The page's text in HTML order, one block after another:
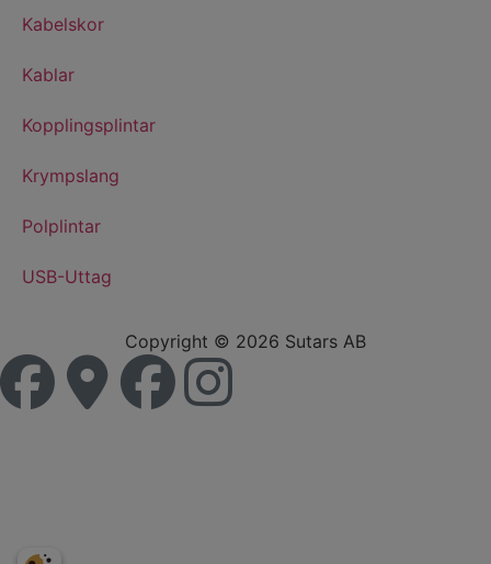
Kabelskor
Kablar
Kopplingsplintar
Krympslang
Polplintar
USB-Uttag
Copyright © 2026 Sutars AB